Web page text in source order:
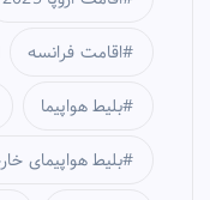
اقامت فرانسه
بلیط هواپیما
بلیط هواپیمای